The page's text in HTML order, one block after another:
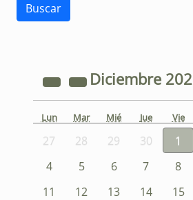
Diciembre
Lun Mar Mié Jue Vie
27 28 29 30 1
4
5 6 7 8
11
12 13 14 15